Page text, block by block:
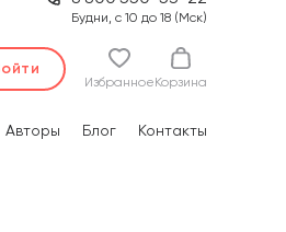
Будни, с 10 до 18 (Мск)
Избранное Корзина
Авторы Блог Контакты